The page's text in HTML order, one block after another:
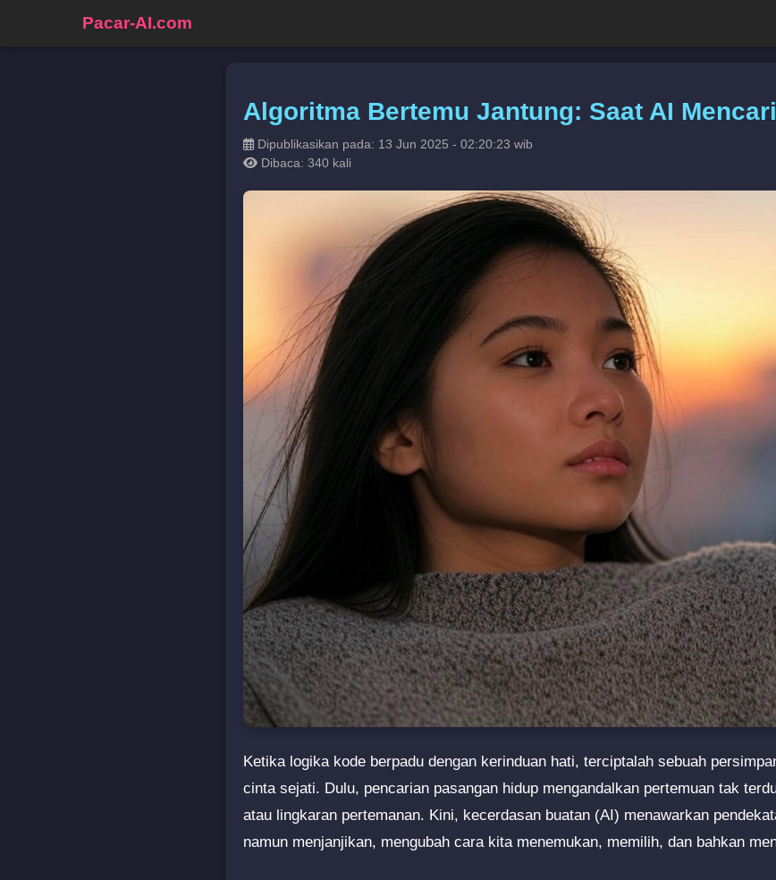
Pacar-AI.com
Algoritma Bertemu Jantung: Saat AI
Dipublikasikan pada: 13 Jun 2025 - 02:20:23 wib
Dibaca: 340 kali
Ketika logika kode berpadu dengan kerinduan hati, terciptalah sebuah
cinta sejati. Dulu, pencarian pasangan hidup mengandalkan pertemuan tak
atau lingkaran pertemanan. Kini, kecerdasan buatan (AI) menawarkan
namun menjanjikan, mengubah cara kita menemukan, memilih, dan bahkan